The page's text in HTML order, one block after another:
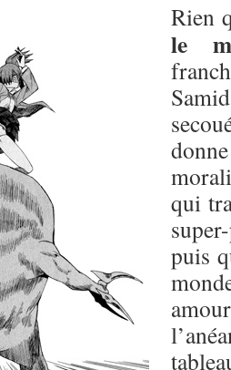
Rien
le
qui
puis